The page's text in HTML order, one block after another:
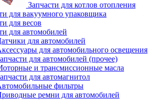
Запчасти для котлов отопления
для вакуумного упаковщика
для весов
для автомобилей
для автомобилей
для автомобильного освещения
для автомобилей (прочее)
и трансмиссионные масла
для автомагнитол
фильтры
ремни для автомобилей